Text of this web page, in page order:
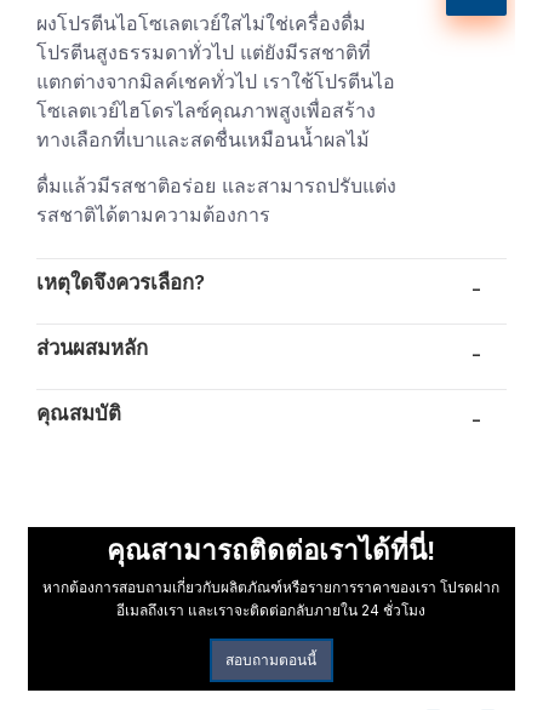
ผงโปรตีนไอโซเลตเวย์ใสไม่ใช่เครื่องดื่ม
โปรตีนสูงธรรมดาทั่วไป แต่ยังมีรสชาติที่
แตกต่างจากมิลค์เชคทั่วไป เราใช้โปรตีนไอ
โซเลตเวย์ไฮโดรไลซ์คุณภาพสูงเพื่อสร้าง
ทางเลือกที่เบาและสดชื่นเหมือนน้ำผลไม้
ดื่มแล้วมีรสชาติอร่อย และสามารถปรับแต่ง
รสชาติได้ตามความต้องการ
เหตุใดจึงควรเลือก? -
ส่วนผสมหลัก -
คุณสมบัติ -
คุณสามารถติดต่อเราได้ที่นี่!
หากต้องการสอบถามเกี่ยวกับผลิตภัณฑ์หรือรายการราคาของเรา โปรดฝาก
อีเมลถึงเรา และเราจะติดต่อกลับภายใน 24 ชั่วโมง
สอบถามตอนนี้